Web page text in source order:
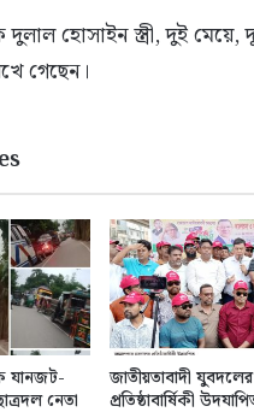
দুলাল হোসাইন স্ত্রী, দুই
গেছেন।
যানজট-
নেতা
জাতীয়তাবাদী
প্রতিষ্ঠাবার্ষিকী